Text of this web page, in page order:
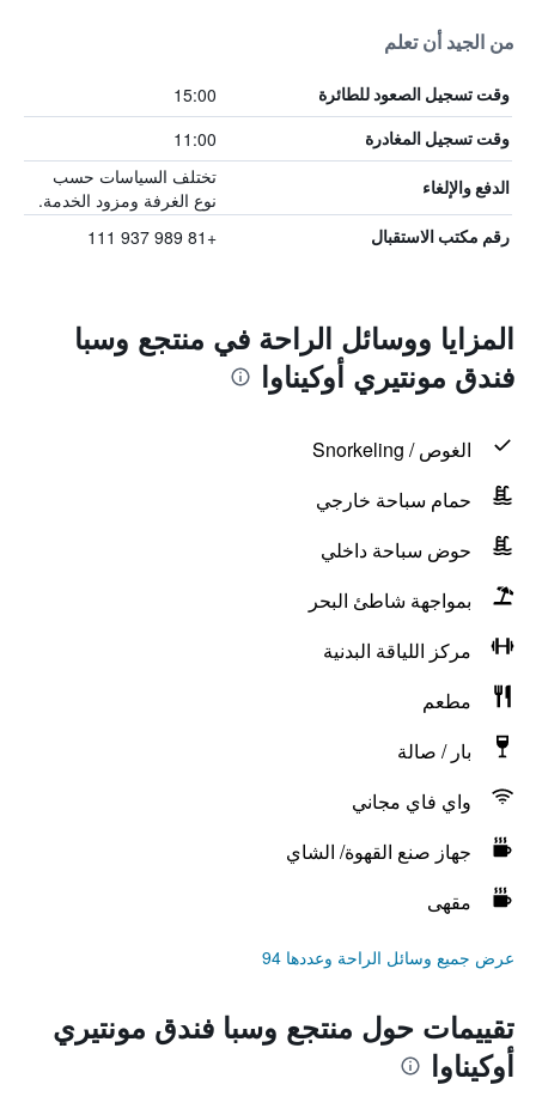
من الجيد أن تعلم
وقت تسجيل الصعود للطائرة 15:00
وقت تسجيل المغادرة 11:00
الدفع والإلغاء
تختلف السياسات حسب
نوع الغرفة ومزود الخدمة.
رقم مكتب الاستقبال +81 989 937 111
المزايا ووسائل الراحة في منتجع وسبا
فندق مونتيري أوكيناوا
الغوص / Snorkeling
حمام سباحة خارجي
حوض سباحة داخلي
بمواجهة شاطئ البحر
مركز اللياقة البدنية
مطعم
بار / صالة
واي فاي مجاني
جهاز صنع القهوة/ الشاي
مقهى
عرض جميع وسائل الراحة وعددها 94
تقييمات حول منتجع وسبا فندق مونتيري
أوكيناوا